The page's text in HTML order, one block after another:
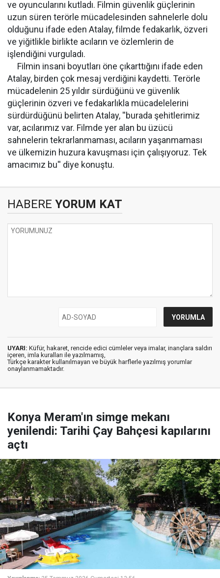
ve oyuncularını kutladı. Filmin güvenlik güçlerinin
uzun süren terörle mücadelesinden sahnelerle dolu
olduğunu ifade eden Atalay, filmde fedakarlık, özveri
ve yiğitlikle birlikte acıların ve özlemlerin de
işlendiğini vurguladı.
Filmin insani boyutları öne çıkarttığını ifade eden
Atalay, birden çok mesaj verdiğini kaydetti. Terörle
mücadelenin 25 yıldır sürdüğünü ve güvenlik
güçlerinin özveri ve fedakarlıkla mücadelelerini
sürdürdüğünü belirten Atalay, ''burada şehitlerimiz
var, acılarımız var. Filmde yer alan bu üzücü
sahnelerin tekrarlanmaması, acıların yaşanmaması
ve ülkemizin huzura kavuşması için çalışıyoruz. Tek
amacımız bu'' diye konuştu.
HABERE YORUM KAT
UYARI: Küfür, hakaret, rencide edici cümleler veya imalar, inançlara saldırı
içeren, imla kuralları ile yazılmamış,
Türkçe karakter kullanılmayan ve büyük harflerle yazılmış yorumlar
onaylanmamaktadır.
Konya Meram'ın simge mekanı
yenilendi: Tarihi Çay Bahçesi kapılarını
açtı